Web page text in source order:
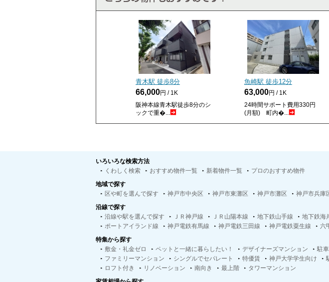
青木駅 徒歩8分
66,000円 / 1K
阪神本線青木駅徒歩8分のシ
ックで重�...
魚崎駅 徒歩12分
63,000円 / 1K
24時間サポート費用330円
(月額) 町内�...
いろいろな検索方法
くわしく検索
おすすめ物件一覧 新着物件一覧
プロのおすすめ物件
地域で探す
区や町を選んで探す
神戸市中央区 神戸市東灘区 神戸市灘区 神戸市兵庫
沿線で探す
沿線や駅を選んで探す
ＪＲ神戸線 ＪＲ山陽本線 地下鉄山手線 地下鉄海
ポートアイランド線
神戸電鉄有馬線 神戸電鉄三田線 神戸電鉄粟生線 六
特集から探す
敷金・礼金ゼロ
ペットと一緒に暮らしたい！ デザイナーズマンション 駐
ファミリーマンション
シングルでセパレート 特優賃 神戸大学学生向け
ロフト付き
リノベーション 南向き 最上階
タワーマンション